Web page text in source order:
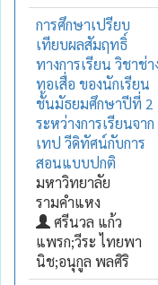
การศึกษาเปรียบ
เทียบผลสัมฤทธิ์
ทางการเรียน วิชาช่า
ทอเสื่อ ของนักเรียน
ชั้นมัธยมศึกษาปีที่ 2
ระหว่างการเรียนจาก
เทป วีดิทัศน์กับการ
สอนแบบปกติ
มหาวิทยาลัย
รามคำแหง
ศรีนวล แก้ว
แพรก;วีระ ไทยพา
นิช;อนุกูล พลศิริ